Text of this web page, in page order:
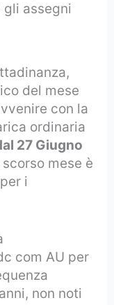
assegni
del mese
con la
ordinaria
27 Giugno
mese è
i
com AU per
non noti